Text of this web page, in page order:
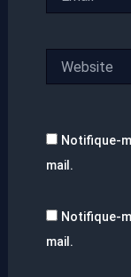
Notifique-
mail.
Notifique-
mail.